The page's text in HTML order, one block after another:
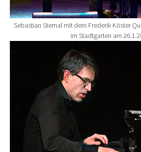
Sebastian Sternal mit dem Frederik Köster
im Stadtgarten am
Show larger version for: